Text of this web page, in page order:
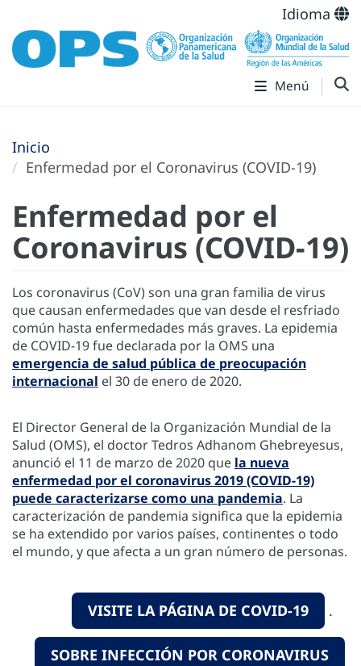
Idioma
Menú
Inicio
Enfermedad por el Coronavirus ‎‎(COVID-19)‎
Enfermedad por el
Coronavirus ‎‎(COVID-19)‎
Los coronavirus (CoV) son una gran familia de virus
que causan enfermedades que van desde el resfriado
común hasta enfermedades más graves. La epidemia
de COVID-19 fue declarada por la OMS una
emergencia de salud pública de preocupación
internacional el 30 de enero de 2020.
El Director General de la Organización Mundial de la
Salud (OMS), el doctor Tedros Adhanom Ghebreyesus,
anunció el 11 de marzo de 2020 que la nueva
enfermedad por el coronavirus 2019 (COVID-19)
puede caracterizarse como una pandemia. La
caracterización de pandemia significa que la epidemia
se ha extendido por varios países, continentes o todo
el mundo, y que afecta a un gran número de personas.
VISITE LA PÁGINA DE COVID-19 .
SOBRE INFECCIÓN POR CORONAVIRUS